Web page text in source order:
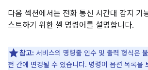
다음 섹션에서는 전화 통신 시간대 감지 기
스트하기 위한 셸 명령어를 설명합니다.
참고: 서비스의 명령줄 인수 및 출력 형식은
전 간에 변경될 수 있습니다. 명령어 옵션 목록을